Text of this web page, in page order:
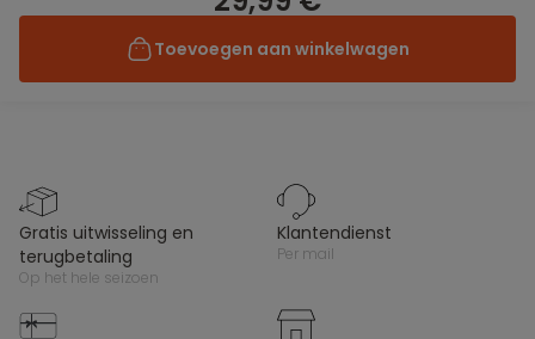
Toevoegen aan winkelwagen
gratis uitwisseling en
terugbetaling
op het hele seizoen
klantendienst
per mail